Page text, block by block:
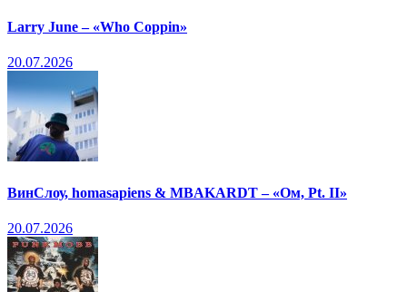
Larry June – «Who Coppin»
20.07.2026
ВинСлоу, homasapiens & MBAKARDT – «Ом, Pt. II»
20.07.2026